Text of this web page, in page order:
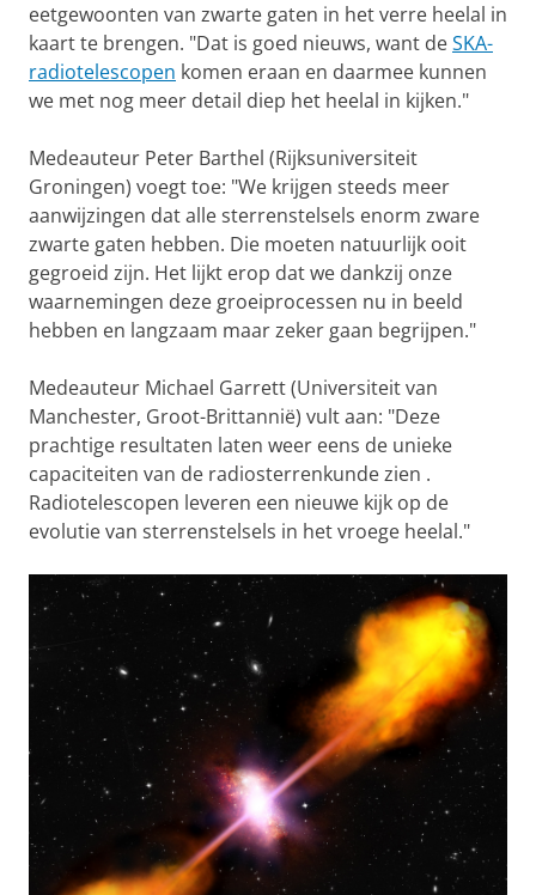
eetgewoonten van zwarte gaten in het verre heelal in
kaart te brengen. "Dat is goed nieuws, want deSKA-
radiotelescopen komen eraan en daarmee kunnen
we met nog meer detail diep het heelal in kijken."
Medeauteur Peter Barthel (Rijksuniversiteit
Groningen) voegt toe: "We krijgen steeds meer
aanwijzingen dat alle sterrenstelsels enorm zware
zwarte gaten hebben. Die moeten natuurlijk ooit
gegroeid zijn. Het lijkt erop dat we dankzij onze
waarnemingen deze groeiprocessen nu in beeld
hebben en langzaam maar zeker gaan begrijpen."
Medeauteur Michael Garrett (Universiteit van
Manchester, Groot-Brittannië) vult aan: "Deze
prachtige resultaten laten weer eens de unieke
capaciteiten van de radiosterrenkunde zien .
Radiotelescopen leveren een nieuwe kijk op de
evolutie van sterrenstelsels in het vroege heelal."